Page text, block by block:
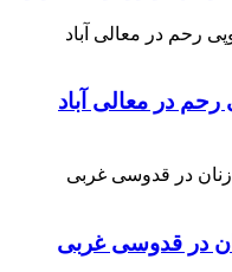
در معالی آباد
در قدوسی غربی